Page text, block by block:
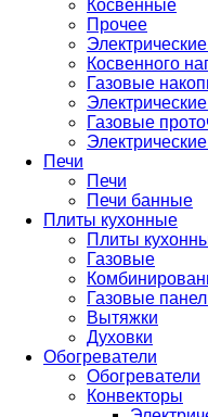
Косвенные
Прочее
Косвенного
Газовые
Газовые
Печи
Печи
Печи банные
Плиты кухонные
Плиты
Газовые
Газовые
Вытяжки
Духовки
Обогреватели
Обогреватели
Конвекторы